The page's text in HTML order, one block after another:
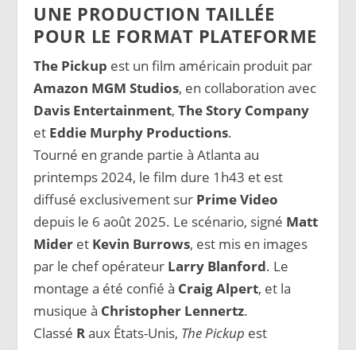
UNE PRODUCTION TAILLÉE
POUR LE FORMAT PLATEFORME
The Pickup est un film américain produit par
Amazon MGM Studios, en collaboration avec
Davis Entertainment,The Story Company
et Eddie Murphy Productions.
Tourné en grande partie à Atlanta au
printemps 2024, le film dure 1h43 et est
diffusé exclusivement sur Prime Video
depuis le 6 août 2025. Le scénario, signé Matt
Mider et Kevin Burrows, est mis en images
par le chef opérateur Larry Blanford. Le
montage a été confié à Craig Alpert, et la
musique à Christopher Lennertz.
Classé Raux États-Unis, The Pickup est